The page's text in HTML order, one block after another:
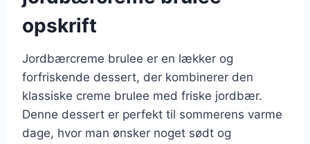
opskrift
Jordbærcreme brulee er en lækker og
forfriskende dessert, der kombinerer den
klassiske creme brulee med friske jordbær.
Denne dessert er perfekt til sommerens varme
dage, hvor man ønsker noget sødt og